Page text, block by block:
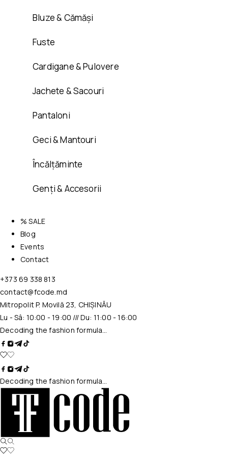
Bluze & Cămăși
Fuste
Cardigane & Pulovere
Jachete & Sacouri
Pantaloni
Geci & Mantouri
Încălțăminte
Genți & Accesorii
% SALE
Blog
Events
Contact
+373 69 338 813
contact@fcode.md
Mitropolit P. Movilă 23, CHIȘINĂU
Lu - Sâ: 10:00 - 19:00 /// Du: 11:00 - 16:00
Decoding the fashion formula…
Decoding the fashion formula…